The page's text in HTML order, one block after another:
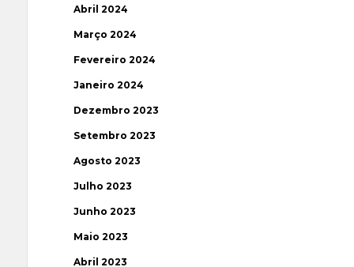
Abril 2024
Março 2024
Fevereiro 2024
Janeiro 2024
Dezembro 2023
Setembro 2023
Agosto 2023
Julho 2023
Junho 2023
Maio 2023
Abril 2023